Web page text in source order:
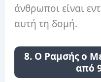
άνθρωποι είναι
αυτή τη δομή.
8. Ο Ραμσής ο
από